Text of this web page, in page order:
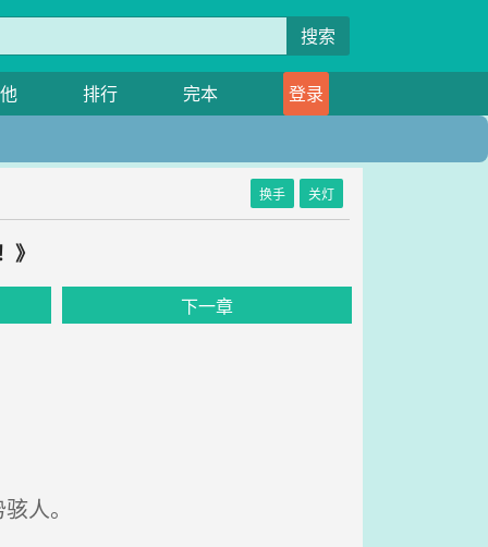
搜索
排行 完本 登录
换手 关灯
》
下一章
人。